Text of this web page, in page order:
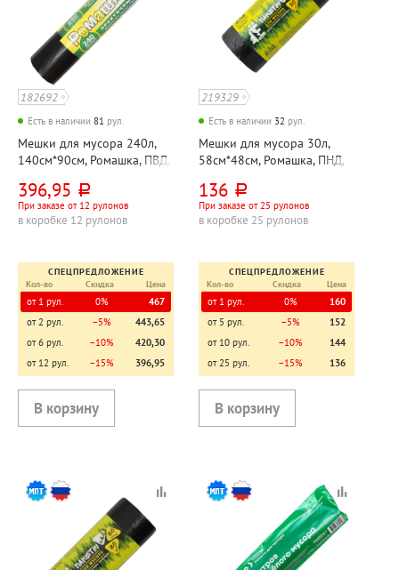
182692
Есть в наличии 81 рул.
Мешки для мусора 240л,
140см*90см, Ромашка, ПВД,
396,95 руб.
При заказе от 12 рулонов
в коробке 12 рулонов
СПЕЦПРЕДЛОЖЕНИЕ
Кол-во
Скидка Цена
от 1 рул. 0%
467
от 2 рул.
−5%
443,65
от 6 рул.
−10%
420,30
от 12 рул.
−15% 396,95
219329
Есть в наличии 32 рул.
Мешки для мусора 30л,
58см*48см, Ромашка, ПНД,
136 руб.
При заказе от 25 рулонов
в коробке 25 рулонов
СПЕЦПРЕДЛОЖЕНИЕ
Кол-во
Скидка Цена
от 1 рул. 0%
160
от 5 рул.
−5%
152
от 10 рул.
−10%
144
от 25 рул.
−15% 136